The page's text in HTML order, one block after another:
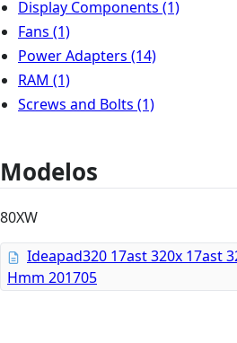
Display Components (1)
Fans (1)
Power Adapters (14)
RAM (1)
Screws and Bolts (1)
Modelos
80XW
Ideapad320 17ast 320x 17ast
Hmm 201705